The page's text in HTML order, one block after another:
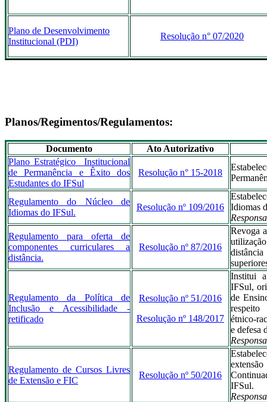
Plano de Desenvolvimento
Institucional (PDI)
Resolução n° 07/2020
Planos/Regimentos/Regulamentos:
Documento
Ato Autorizativo
Plano Estratégico Institucional
de Permanência e Êxito dos
Estudantes do IFSul
Resolução n° 15-2018
Regulamento do Núcleo de
Idiomas do IFSul.
Resolução nº 109/2016
Idiomas
Regulamento para oferta de
componentes curriculares a
distância.
Resolução nº 87/2016
Revoga
Regulamento da Política de
Inclusão e Acessibilidade -
retificado
Resolução nº 51/2016
Resolução nº 148/2017
Institui
IFSul,
de
étnico-
e defesa
Regulamento de Cursos Livres
de Extensão e FIC
Resolução nº 50/2016
IFSul.